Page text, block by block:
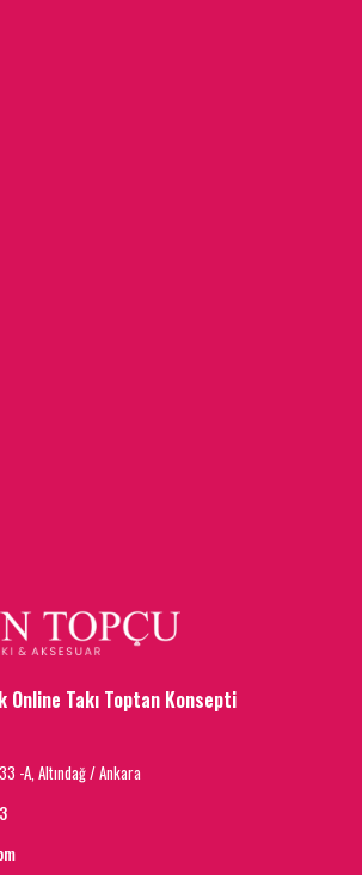
Online Takı Toptan Konsepti
-A, Altındağ / Ankara